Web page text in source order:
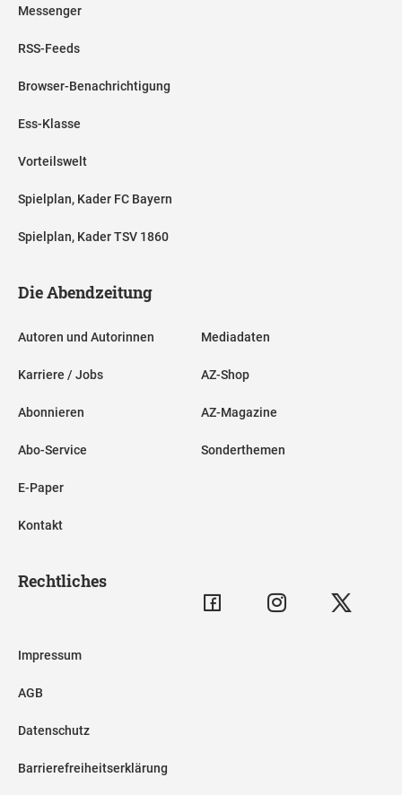
Messenger
RSS-Feeds
Browser-Benachrichtigung
Ess-Klasse
Vorteilswelt
Spielplan, Kader FC Bayern
Spielplan, Kader TSV 1860
Die Abendzeitung
Autoren und Autorinnen
Karriere / Jobs
Abonnieren
Abo-Service
E-Paper
Kontakt
Mediadaten
AZ-Shop
AZ-Magazine
Sonderthemen
Rechtliches
Impressum
AGB
Datenschutz
Barrierefreiheitserklärung